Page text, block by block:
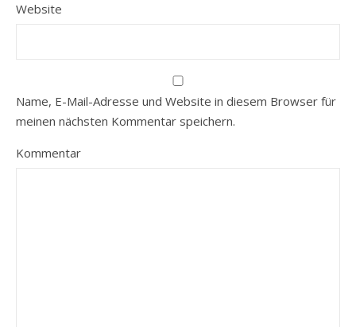
Website
Name, E-Mail-Adresse und Website in diesem Browser für
meinen nächsten Kommentar speichern.
Kommentar